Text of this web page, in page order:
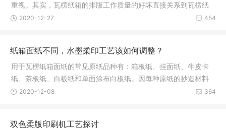
重视。其实，瓦楞纸箱的排版工作质量的好坏直接关系到瓦楞纸
箱印刷的
454
2020-12-27
纸箱面纸不同，水墨柔印工艺该如何调整？
用于瓦楞纸箱面纸的常见原纸品种有：箱板纸、挂面纸、牛皮卡
纸、茶板纸、白板纸和单面涂布白板纸。因每种原纸的抄造材料
和造纸工
364
2020-12-08
双色柔版印刷机工艺探讨